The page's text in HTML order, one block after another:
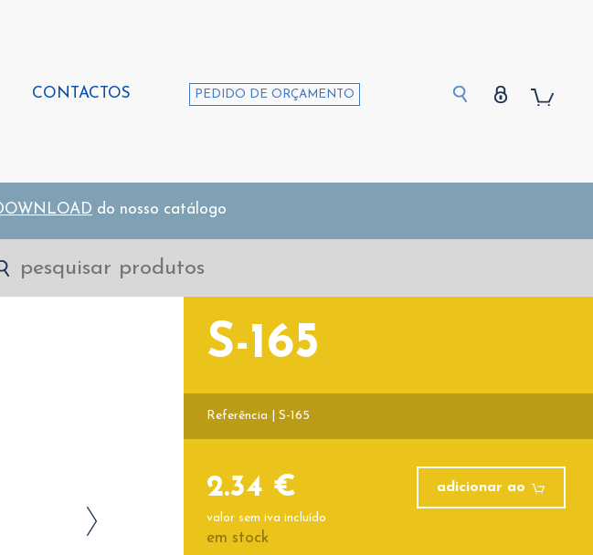
CONTACTOS PEDIDO DE ORÇAMENTO
do nosso catálogo
S-165
Referência | S-165
2.34 €
valor sem iva incluído
em stock
adicionar ao